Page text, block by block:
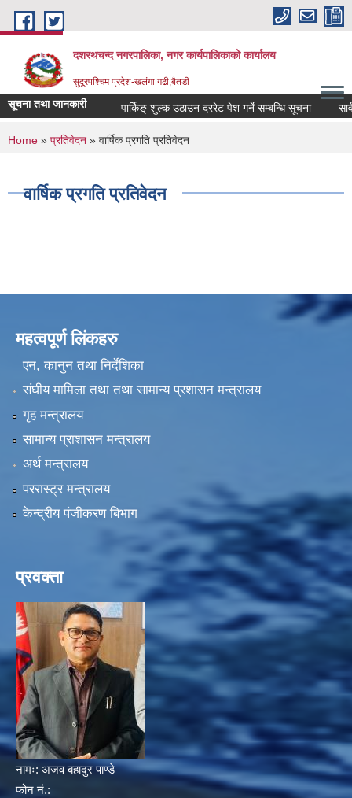
Skip to main content
दशरथचन्द नगरपालिका, नगर कार्यपालिकाको कार्यालय
सुदूरपश्चिम प्रदेश-खलंगा गढी,बैतडी
सूचना तथा जानकारी पार्किङ् शुल्क उठाउन दररेट पेश गर्ने सम्बन्धि सूचना
You are here
Home » प्रतिवेदन » वार्षिक प्रगति प्रतिवेदन
वार्षिक प्रगति प्रतिवेदन
महत्वपूर्ण लिंकहरु
एन, कानुन तथा निर्देशिका
संघीय मामिला तथा तथा सामान्य प्रशासन मन्त्रालय
गृह मन्त्रालय
सामान्य प्राशासन मन्त्रालय
अर्थ मन्त्रालय
पररास्ट्र मन्त्रालय
केन्द्रीय पंजीकरण बिभाग
प्रवक्ता
नामः: अजव बहादुर पाण्डे
फोन नं.: